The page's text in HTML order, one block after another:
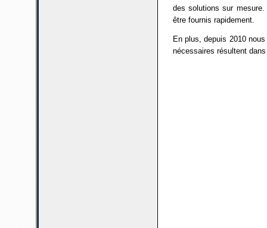
des solutions sur mesure.
être fournis rapidement.
En plus, depuis 2010
nécessaires résultent